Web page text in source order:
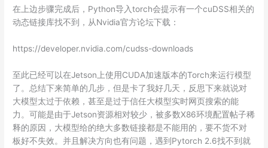
在上边步骤完成后，Python导入torch会提示有一个cuDSS相关的
动态链接库找不到，从Nvidia官方论坛下载：
https://developer.nvidia.com/cudss-downloads
至此已经可以在Jetson上使用CUDA加速版本的Torch来运行模型
了。总结下来简单的几步，但是卡了我好几天，反思下来就说对
大模型太过于依赖，甚至是过于信任大模型实时网页搜索的能
力。可能是由于Jetson资源相对较少，被多数X86环境配置帖子稀
释的原因，大模型给的绝大多数链接都是不能用的，要不货不对
板好不失效。并且解决方向也有问题，遇到Pytorch 2.6找不到就